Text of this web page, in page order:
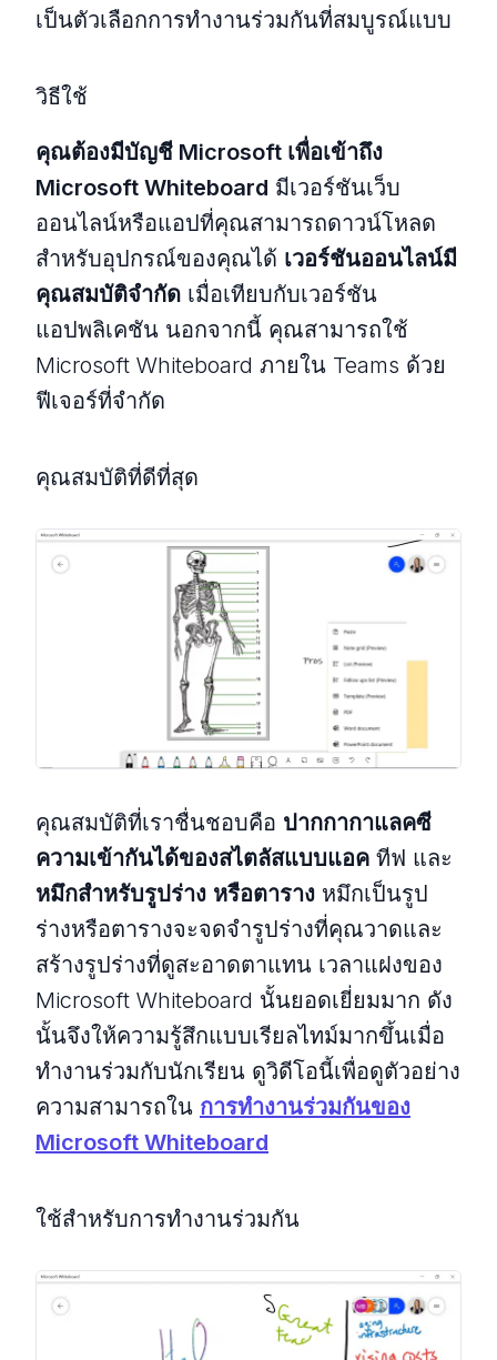
เป็นตัวเลือกการทำงานร่วมกันที่สมบูรณ์แบบ
วิธีใช้
คุณต้องมีบัญชี Microsoft เพื่อเข้าถึง
Microsoft Whiteboard มีเวอร์ชันเว็บ
ออนไลน์หรือแอปที่คุณสามารถดาวน์โหลด
สำหรับอุปกรณ์ของคุณได้ เวอร์ชันออนไลน์มี
คุณสมบัติจำกัด เมื่อเทียบกับเวอร์ชัน
แอปพลิเคชัน นอกจากนี้ คุณสามารถใช้
Microsoft Whiteboard ภายใน Teams ด้วย
ฟีเจอร์ที่จำกัด
คุณสมบัติที่ดีที่สุด
คุณสมบัติที่เราชื่นชอบคือ ปากกากาแลคซี
ความเข้ากันได้ของสไตลัสแบบแอค ทีฟ และ
หมึกสำหรับรูปร่าง หรือตาราง หมึกเป็นรูป
ร่างหรือตารางจะจดจำรูปร่างที่คุณวาดและ
สร้างรูปร่างที่ดูสะอาดตาแทน เวลาแฝงของ
Microsoft Whiteboard นั้นยอดเยี่ยมมาก ดัง
นั้นจึงให้ความรู้สึกแบบเรียลไทม์มากขึ้นเมื่อ
ทำงานร่วมกับนักเรียน ดูวิดีโอนี้เพื่อดูตัวอย่าง
ความสามารถใน การทำงานร่วมกันของ
Microsoft Whiteboard
ใช้สำหรับการทำงานร่วมกัน